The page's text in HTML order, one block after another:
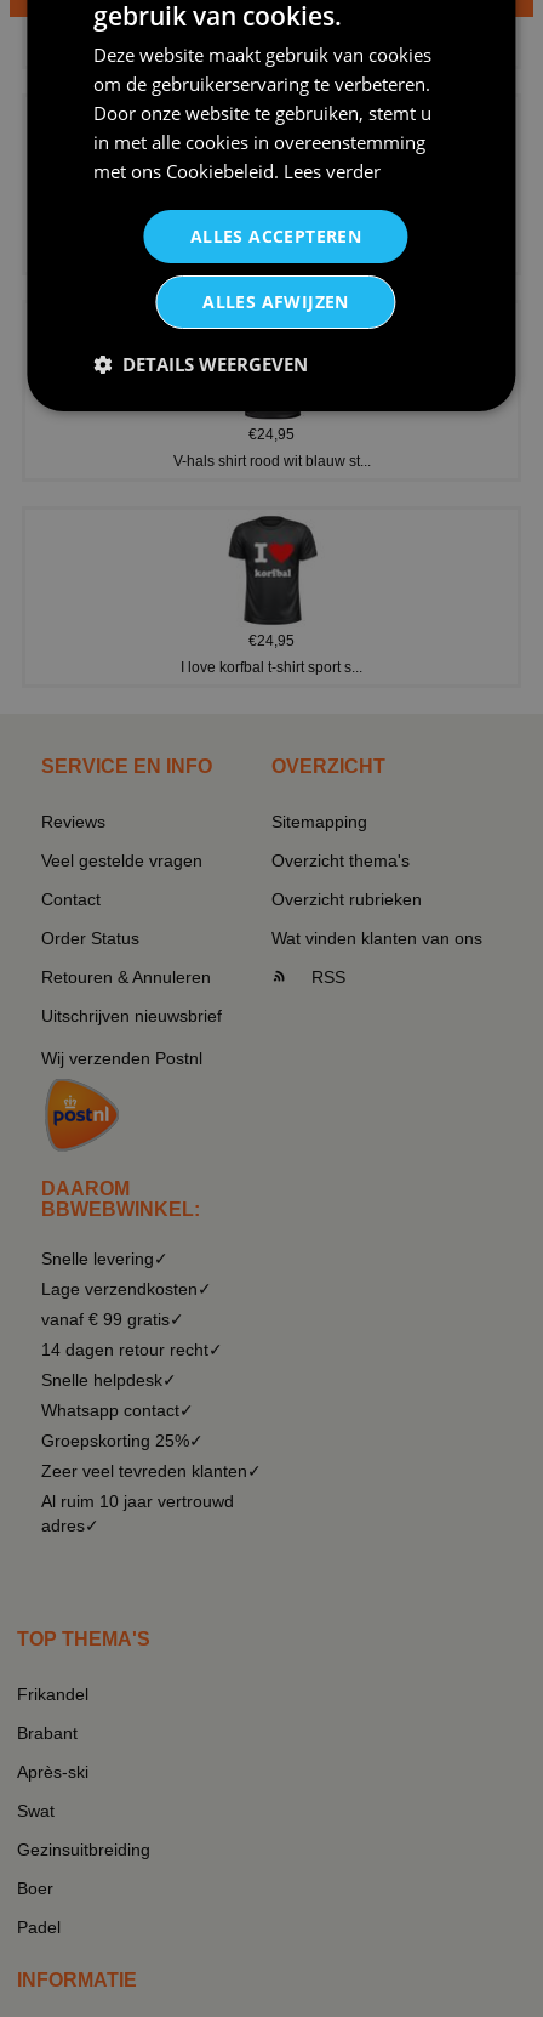
€24,95
Dames v hals t-shirt prinses v...
€24,95
€24,95
V-hals shirt rood wit blauw st...
€24,95
I love korfbal t-shirt sport s...
SERVICE EN INFO
Reviews
Veel gestelde vragen
Contact
Order Status
Retouren & Annuleren
Uitschrijven nieuwsbrief
Wij verzenden Postnl
DAAROM
BBWEBWINKEL:
Snelle levering✓
Lage verzendkosten✓
vanaf € 99 gratis✓
14 dagen retour recht✓
Snelle helpdesk✓
Whatsapp contact✓
Groepskorting 25%✓
Zeer veel tevreden klanten✓
Al ruim 10 jaar vertrouwd
adres✓
OVERZICHT
Sitemapping
Overzicht thema's
Overzicht rubrieken
Wat vinden klanten van ons
RSS
TOP THEMA'S
Frikandel
Brabant
Après-ski
Swat
Gezinsuitbreiding
Boer
Padel
INFORMATIE
gebruik van cookies.
Deze website maakt gebruik van cookies
om de gebruikerservaring te verbeteren.
Door onze website te gebruiken, stemt u
in met alle cookies in overeenstemming
met ons Cookiebeleid. Lees verder
ALLES ACCEPTEREN
ALLES AFWIJZEN
DETAILS WEERGEVEN